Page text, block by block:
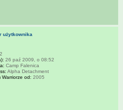
26 paź 2009, o 08:52
Camp Falenica
Alpha Detachment
Warriorze od: 2005